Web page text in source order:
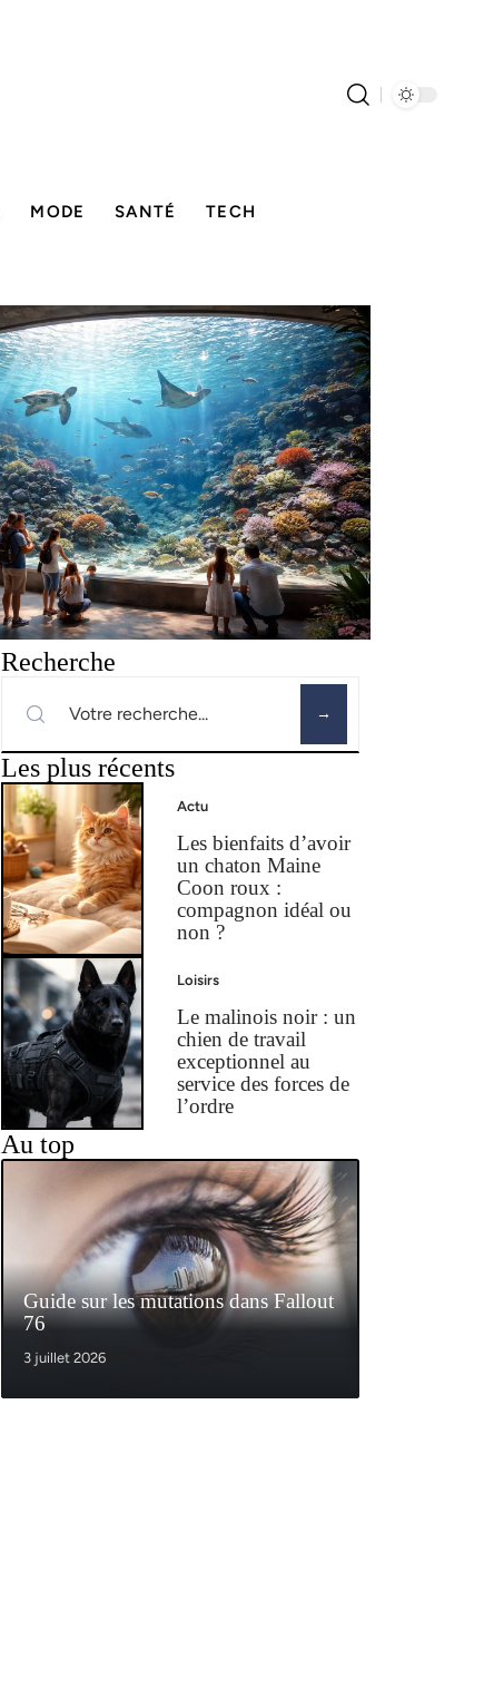
MODE SANTÉ TECH
Recherche
Les plus récents
Actu
Les bienfaits d’avoir
un chaton Maine
Coon roux :
compagnon idéal ou
non ?
Loisirs
Le malinois noir : un
chien de travail
exceptionnel au
service des forces de
l’ordre
Au top
Guide sur les mutations dans Fallout
76
3 juillet 2026